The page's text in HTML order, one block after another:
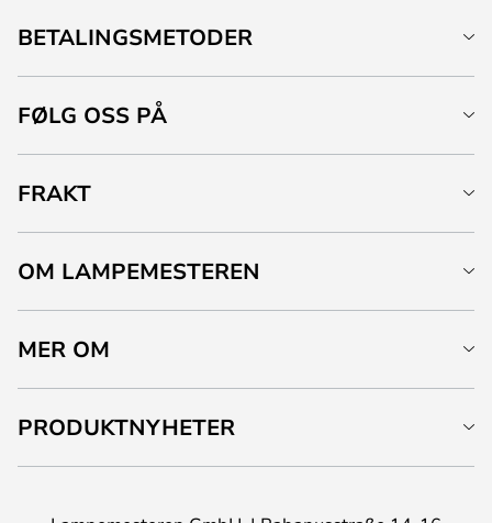
BETALINGSMETODER
FØLG OSS PÅ
FRAKT
OM LAMPEMESTEREN
MER OM
PRODUKTNYHETER